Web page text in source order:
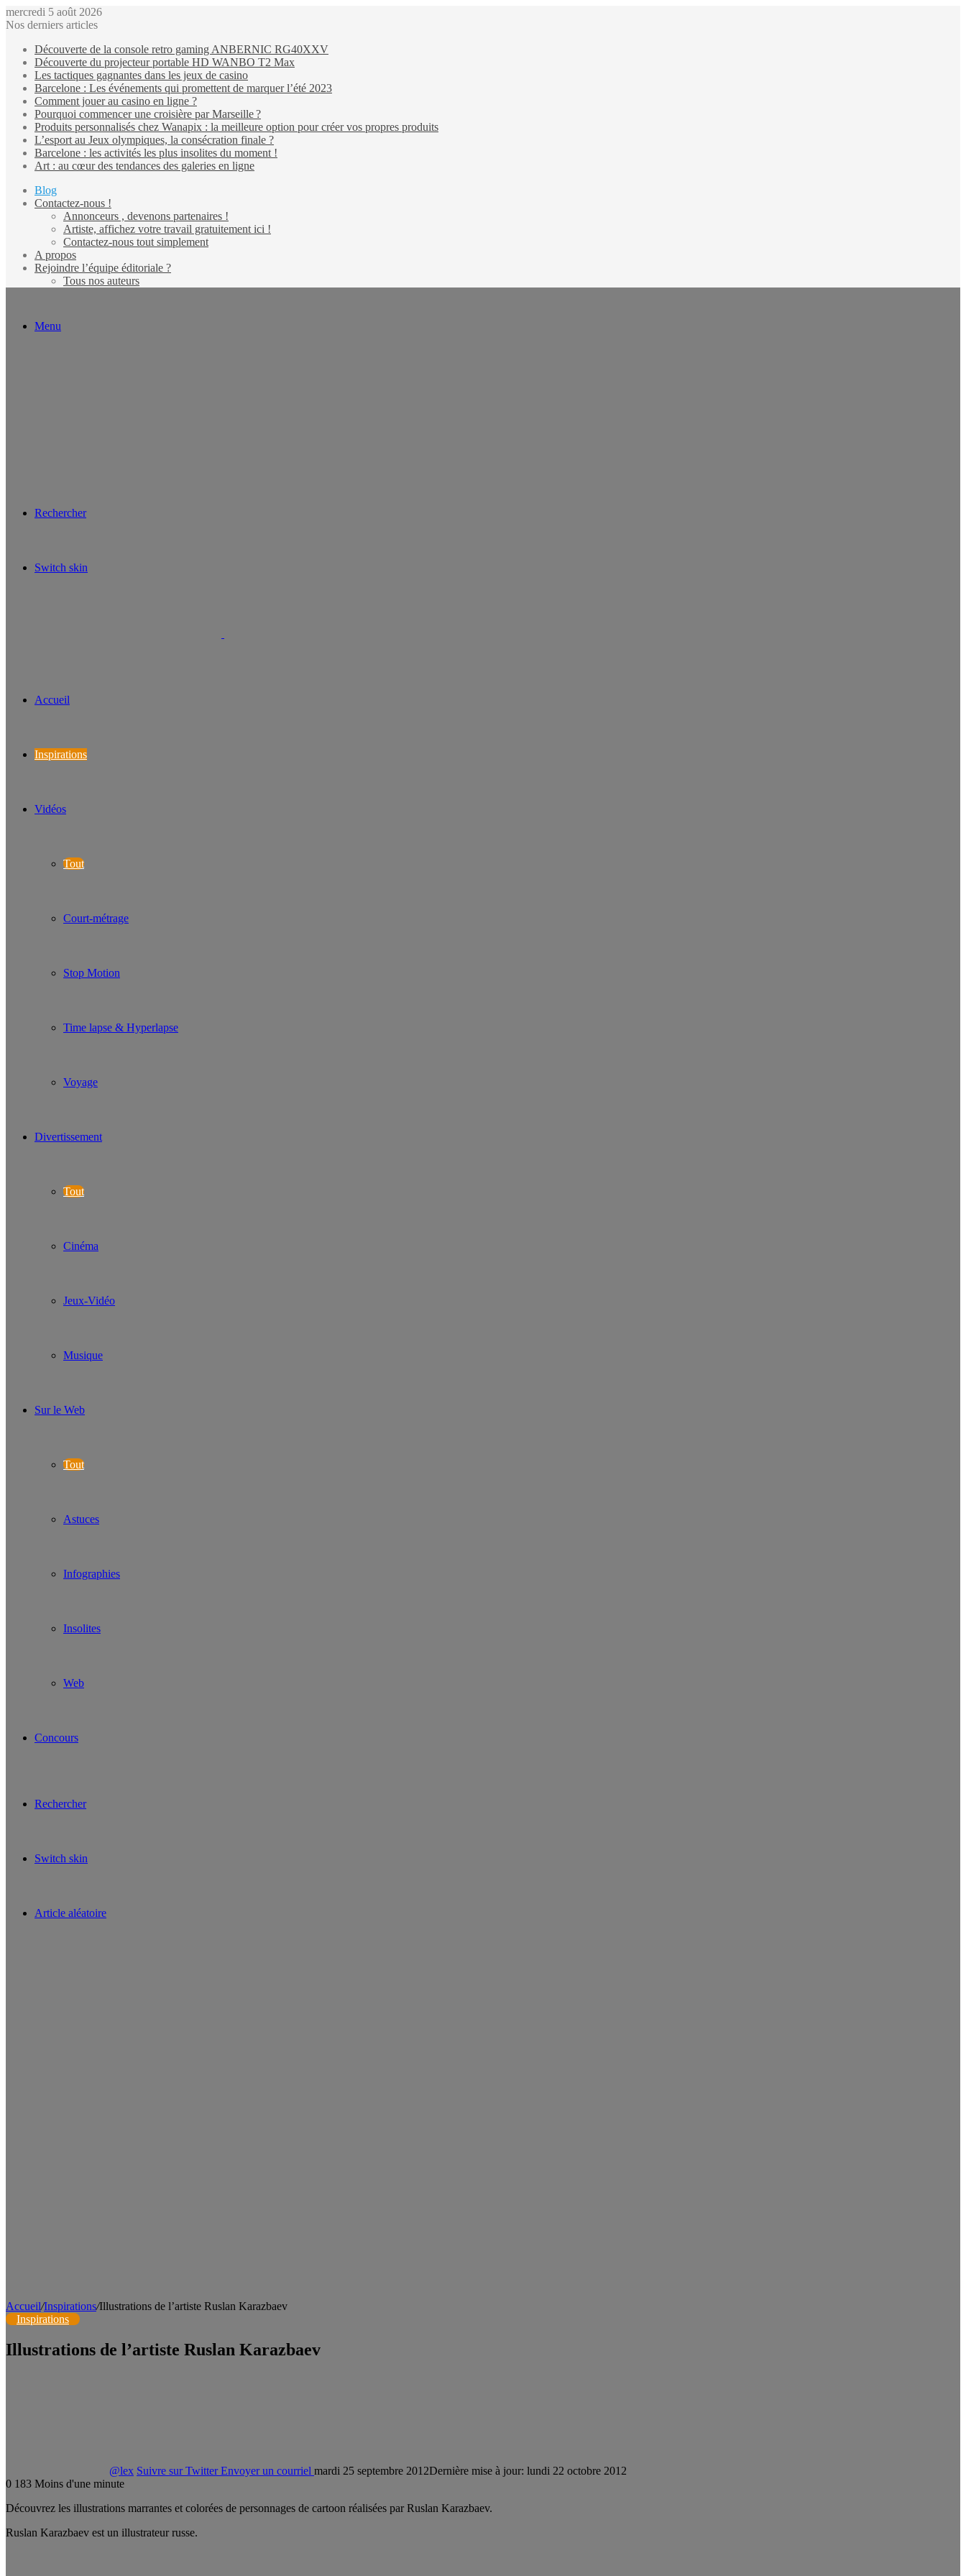
mercredi 5 août 2026
Nos derniers articles
Découverte de la console retro gaming ANBERNIC RG40XXV
Découverte du projecteur portable HD WANBO T2 Max
Les tactiques gagnantes dans les jeux de casino
Barcelone : Les événements qui promettent de marquer l’été 2023
Comment jouer au casino en ligne ?
Pourquoi commencer une croisière par Marseille ?
Produits personnalisés chez Wanapix : la meilleure option pour créer vos propres produits
L’esport au Jeux olympiques, la consécration finale ?
Barcelone : les activités les plus insolites du moment !
Art : au cœur des tendances des galeries en ligne
Blog
Contactez-nous !
Annonceurs , devenons partenaires !
Artiste, affichez votre travail gratuitement ici !
Contactez-nous tout simplement
A propos
Rejoindre l’équipe éditoriale ?
Tous nos auteurs
Menu
Rechercher
Switch skin
Accueil
Inspirations
Vidéos
Tout
Court-métrage
Stop Motion
Time lapse & Hyperlapse
Voyage
Divertissement
Tout
Cinéma
Jeux-Vidéo
Musique
Sur le Web
Tout
Astuces
Infographies
Insolites
Web
Concours
Rechercher
Switch skin
Article aléatoire
Accueil/Inspirations/Illustrations de l’artiste Ruslan Karazbaev
Inspirations
Illustrations de l’artiste Ruslan Karazbaev
@lex Suivre sur Twitter Envoyer un courriel mardi 25 septembre 2012Dernière mise à jour: lundi 22 octobre 2012
0 183 Moins d'une minute
Découvrez les illustrations marrantes et colorées de personnages de cartoon réalisées par Ruslan Karazbaev.
Ruslan Karazbaev est un illustrateur russe.